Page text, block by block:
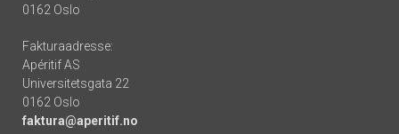
0162 Oslo
Fakturaadresse:
Apéritif AS
Universitetsgata 22
0162 Oslo
faktura@aperitif.no